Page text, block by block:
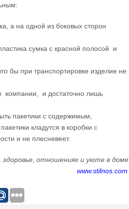
а на одной из боковых сторон
сумка с красной полосой и
бы при транспортировке изделие не
компании, и достаточно лишь
пакетики с содержимым,
кладутся в коробки с
и не плесневеет.
здоровье, отношениях и уюте в доме
www.stilnos.com